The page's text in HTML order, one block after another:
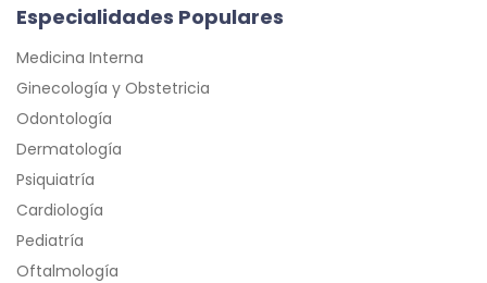
Especialidades Populares
Medicina Interna
Ginecología y Obstetricia
Odontología
Dermatología
Psiquiatría
Cardiología
Pediatría
Oftalmología